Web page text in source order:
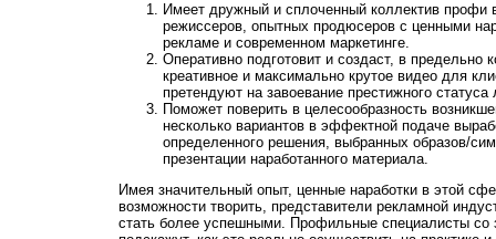
Имеет дружный и сплоченный коллектив профи
режиссеров, опытных продюсеров с ценными
рекламе и современном маркетинге.
Оперативно подготовит и создаст, в предельно
креативное и максимально крутое видео для
претендуют на завоевание престижного
Поможет поверить в целесообразность
несколько вариантов в эффектной подаче
определенного решения, выбранных образов/
презентации наработанного материала.
Имея значительный опыт, ценные наработки в этой
возможности творить, представители рекламной
стать более успешными. Профильные специалисты со